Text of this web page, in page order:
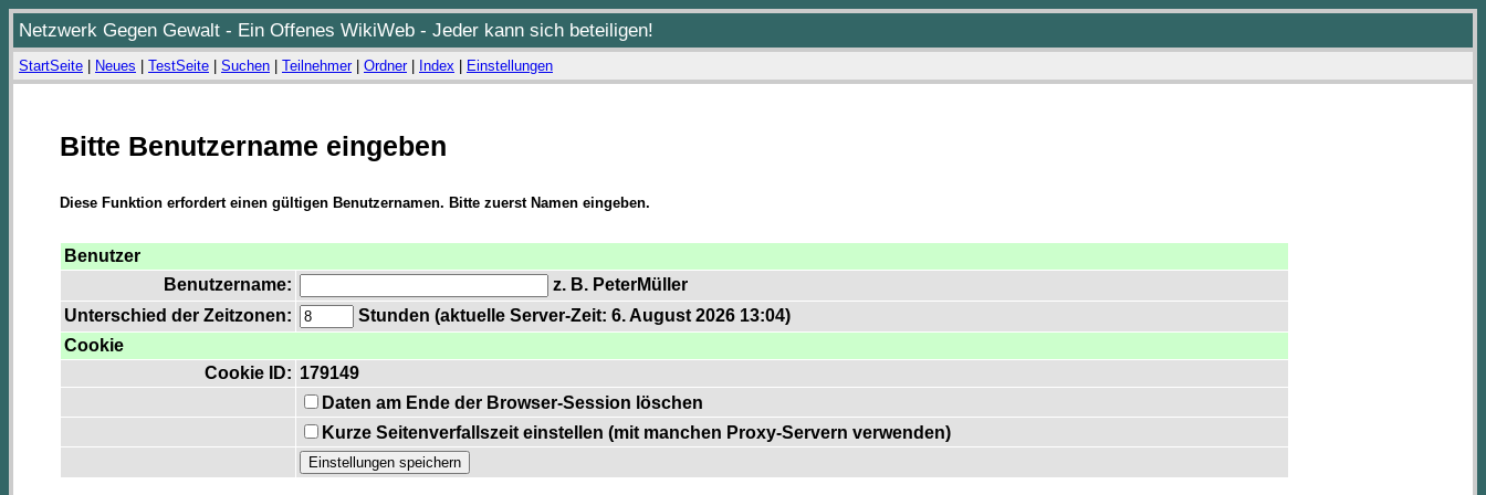
Netzwerk Gegen Gewalt - Ein Offenes WikiWeb - Jeder kann sich beteiligen!
StartSeite Neues TestSeite Suchen Teilnehmer| Ordner| Index Einstellungen
Bitte Benutzername eingeben
Diese Funktion erfordert einen gültigen Benutzernamen. Bitte zuerst Namen eingeben.
Benutzer
Benutzername:
z. B. PeterMüller
Unterschied der Zeitzonen:
Stunden (aktuelle Server-Zeit: 6. August 2026 13:04)
Cookie
Cookie ID: 179149
Daten am Ende der Browser-Session löschen
Kurze Seitenverfallszeit einstellen (mit manchen Proxy-Servern verwenden)